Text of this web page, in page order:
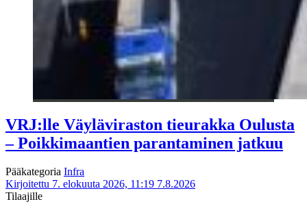
VRJ:lle Väyläviraston tieurakka Oulusta
– Poikkimaantien parantaminen jatkuu
Pääkategoria Infra
Kirjoitettu 7. elokuuta 2026, 11:19 7.8.2026
Tilaajille